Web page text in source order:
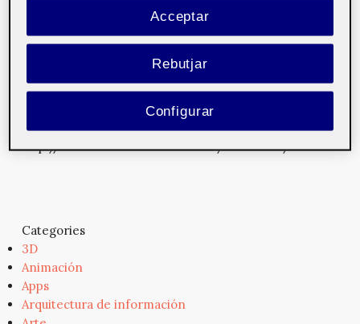
Oberta de Catalunya (UOC) han apoyado el proyecto
Kinoraw.
Webvisions: explore the future of the web 14 de maig de
Del 4 al 7 de julio de 2o12. Barcelona, España.
http://www.webvisionsevent.com/barcelona/...
Categories
3D
Animación
Apps
Arquitectura de información
Rebutjar
Acceptar
Configurar